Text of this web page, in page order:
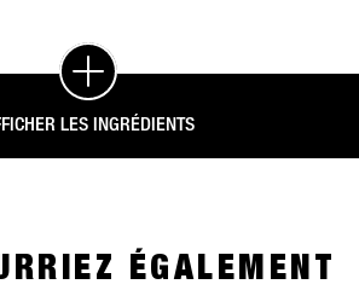
LES INGRÉDIENTS
ÉGALEMENT